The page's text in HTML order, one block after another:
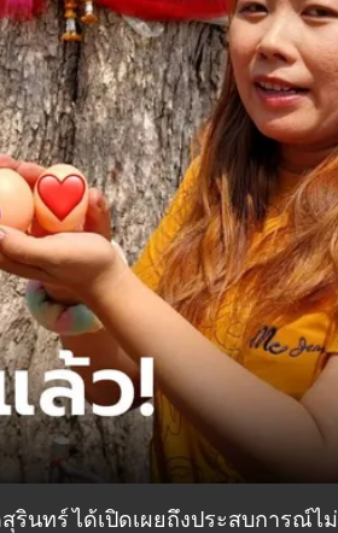
รินทร์ ได้เปิดเผยถึงประสบการณ์ไม่